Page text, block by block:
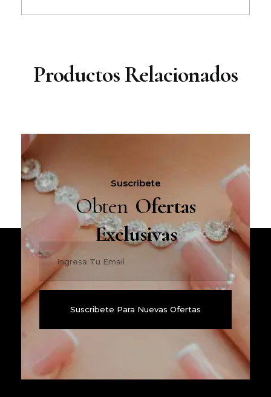
Productos Relacionados
Suscribete
Obten Ofertas
Exclusivas